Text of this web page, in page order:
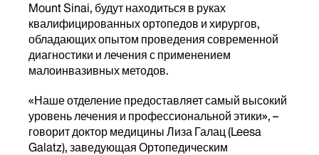
Mount Sinai, будут находиться в руках
квалифицированных ортопедов и хирургов,
обладающих опытом проведения современной
диагностики и лечения с применением
малоинвазивных методов.
«Наше отделение предоставляет самый высокий
уровень лечения и профессиональной этики», –
говорит доктор медицины Лиза Галац (Leesa
Galatz), заведующая Ортопедическим